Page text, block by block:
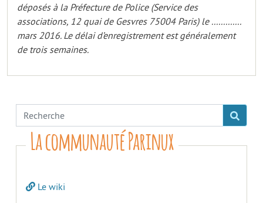
déposés à la Préfecture de Police (Service des
associations, 12 quai de Gesvres 75004 Paris) le .............
mars 2016. Le délai d’enregistrement est généralement
de trois semaines.
La communauté Parinux
Le wiki